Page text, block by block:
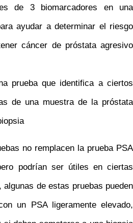
de 3 biomarcadores en una
ayudar a determinar el riesgo
cáncer de próstata agresivo
prueba que identifica a ciertos
de una muestra de la próstata
no remplacen la prueba PSA
podrían ser útiles en ciertas
de estas pruebas pueden
un PSA ligeramente elevado,